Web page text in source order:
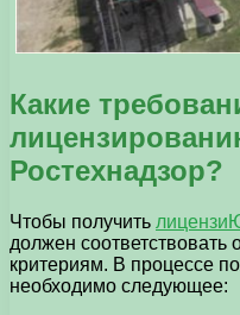
Какие
Ростехнадзор?
Чтобы получить
должен
критериям. В процессе
необходимо следующее: